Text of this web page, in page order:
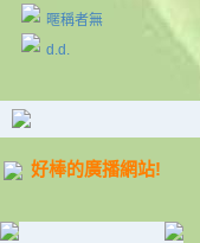
暱稱者無
d.d.
好棒的廣播網站!